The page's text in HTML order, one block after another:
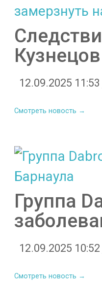
12.09.2025 11:53
Смотреть новость →
Группа
12.09.2025 10:52
Смотреть новость →